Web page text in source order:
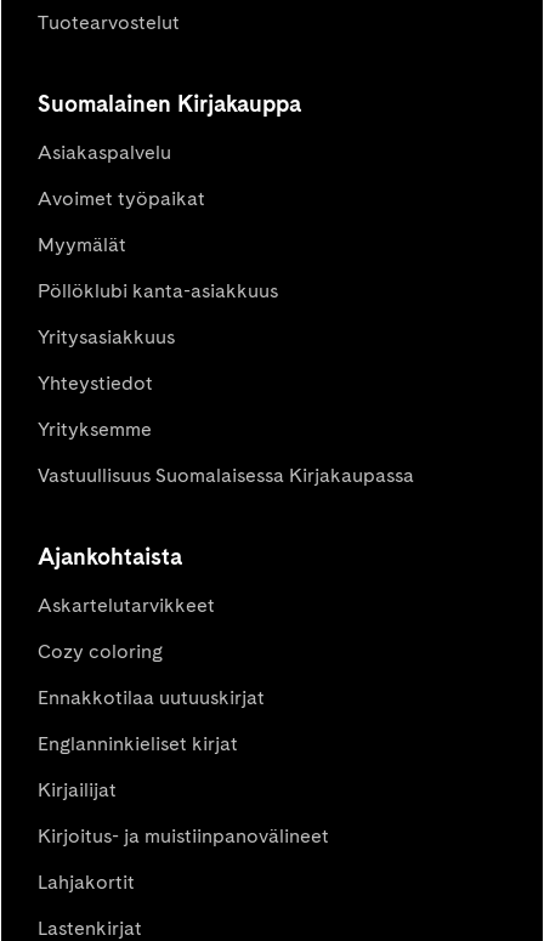
Tuotearvostelut
Suomalainen Kirjakauppa
Asiakaspalvelu
Avoimet työpaikat
Myymälät
Pöllöklubi kanta-asiakkuus
Yritysasiakkuus
Yhteystiedot
Yrityksemme
Vastuullisuus Suomalaisessa Kirjakaupassa
Ajankohtaista
Askartelutarvikkeet
Cozy coloring
Ennakkotilaa uutuuskirjat
Englanninkieliset kirjat
Kirjailijat
Kirjoitus- ja muistiinpanovälineet
Lahjakortit
Lastenkirjat